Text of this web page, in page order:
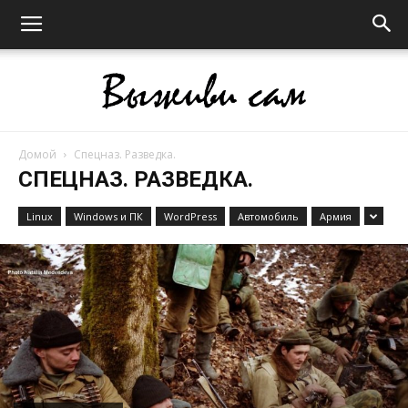
Домой Спецназ. Разведка.
СПЕЦНАЗ. РАЗВЕДКА.
Linux Windows и ПК WordPress Автомобиль Армия